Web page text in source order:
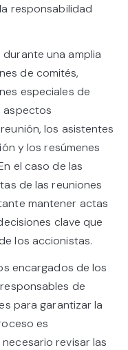
responsabilidad
una amplia
de comités,
especiales de
aspectos
los asistentes
y los resúmenes
el caso de las
de las reuniones
mantener actas
clave que
los accionistas.
encargados de los
de
para garantizar la
es
revisar las